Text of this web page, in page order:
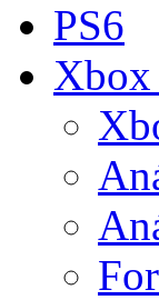
PS6
Xbox